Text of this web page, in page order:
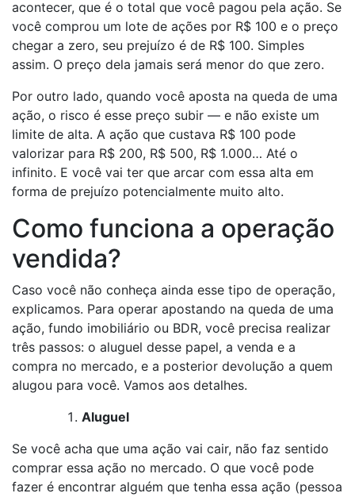
acontecer, que é o total que você pagou pela ação. Se
você comprou um lote de ações por R$ 100 e o preço
chegar a zero, seu prejuízo é de R$ 100. Simples
assim. O preço dela jamais será menor do que zero.
Por outro lado, quando você aposta na queda de uma
ação, o risco é esse preço subir — e não existe um
limite de alta. A ação que custava R$ 100 pode
valorizar para R$ 200, R$ 500, R$ 1.000… Até o
infinito. E você vai ter que arcar com essa alta em
forma de prejuízo potencialmente muito alto.
Como funciona a operação
vendida?
Caso você não conheça ainda esse tipo de operação,
explicamos. Para operar apostando na queda de uma
ação, fundo imobiliário ou BDR, você precisa realizar
três passos: o aluguel desse papel, a venda e a
compra no mercado, e a posterior devolução a quem
alugou para você. Vamos aos detalhes.
Aluguel
Se você acha que uma ação vai cair, não faz sentido
comprar essa ação no mercado. O que você pode
fazer é encontrar alguém que tenha essa ação (pessoa